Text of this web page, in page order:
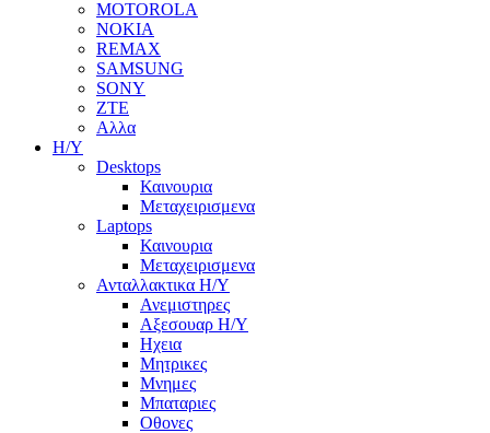
MOTOROLA
NOKIA
REMAX
SAMSUNG
SONY
ZTE
Αλλα
Η/Υ
Desktops
Καινουρια
Μεταχειρισμενα
Laptops
Καινουρια
Μεταχειρισμενα
Ανταλλακτικα H/Y
Ανεμιστηρες
Αξεσουαρ Η/Υ
Ηχεια
Μητρικες
Μνημες
Μπαταριες
Οθονες